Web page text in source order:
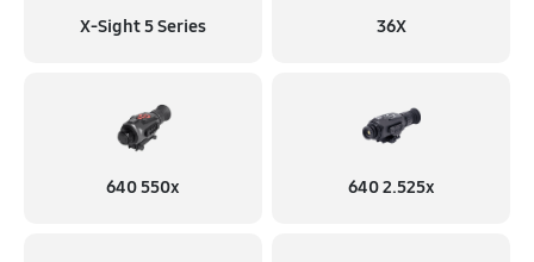
X‑Sight 5 Series 36X
640 550x 640 2.525x